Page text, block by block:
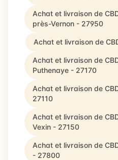
Achat et livraison de
près-Vernon - 27950
Achat et livraison de
Achat et livraison de
Puthenaye - 27170
Achat et livraison de
27110
Achat et livraison de
Vexin - 27150
Achat et livraison de
- 27800